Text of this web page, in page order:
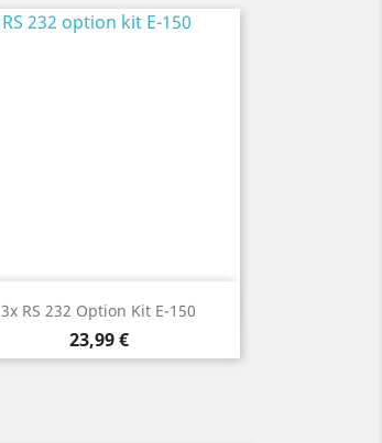
3x RS 232 Option Kit E-150
Cena
23,99 €
Rýchly náhľad